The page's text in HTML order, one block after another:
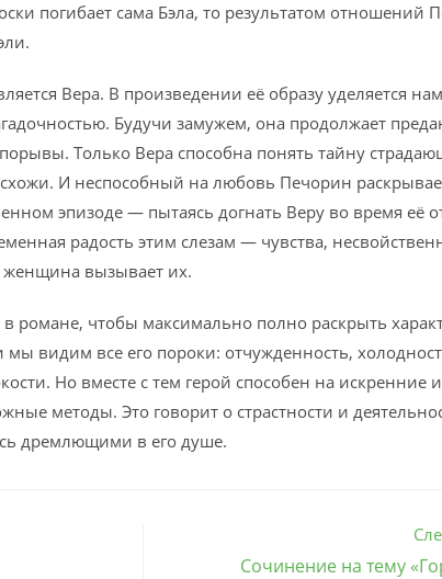
погибает сама Бэла, то результатом
Вера. В произведении её образу уделяется
Будучи замужем, она продолжает
Только Вера способна понять тайну
И неспособный на любовь Печорин
эпизоде — пытаясь догнать Веру во время её
радость этим слезам — чувства,
женщина вызывает их.
романе, чтобы максимально полно раскрыть
видим все его пороки: отчужденность,
Но вместе с тем герой способен на искренние
методы. Это говорит о страстности и
дремлющими в его душе.
Сочинение на тему